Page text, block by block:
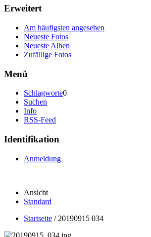
Erweitert
Am häufigsten angesehen
Neueste Fotos
Neueste Alben
Zufällige Fotos
Menü
Schlagworte0
Suchen
Info
RSS-Feed
Identifikation
Anmeldung
Ansicht
Standard
Startseite / 20190915 034